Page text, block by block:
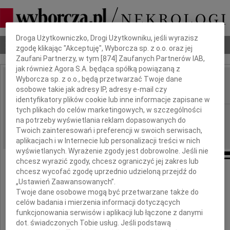
Nekrologi Odeszli Poradnik pogrzebowy
IMIĘ I NAZWISKO: Wanda Haas
REGION: Wrocław
DATA EMISJI: 01.12.2021
Z głębokim żalem zawiadamiamy,
że w dniu 23 listopada 2021 r. zmarła
Dbamy o Twoją prywatność
Droga Użytkowniczko, Drogi Użytkowniku, jeśli wyrazisz
zgodę klikając "Akceptuję", Wyborcza sp. z o.o. oraz jej
Zaufani Partnerzy, w tym [874 ] Zaufanych Partnerów IAB,
jak również Agora S.A. będąca spółką powiązaną z
Wyborcza sp. z o.o., będą przetwarzać Twoje dane
osobowe takie jak adresy IP, adresy e-mail czy
identyfikatory plików cookie lub inne informacje zapisane w
tych plikach do celów marketingowych, w szczególności
na potrzeby wyświetlania reklam dopasowanych do
Twoich zainteresowań i preferencji w swoich serwisach,
aplikacjach i w Internecie lub personalizacji treści w nich
wyświetlanych. Wyrażenie zgody jest dobrowolne. Jeśli nie
chcesz wyrazić zgody, chcesz ograniczyć jej zakres lub
chcesz wycofać zgodę uprzednio udzieloną przejdź do
„Ustawień Zaawansowanych”.
Twoje dane osobowe mogą być przetwarzane także do
celów badania i mierzenia informacji dotyczących
funkcjonowania serwisów i aplikacji lub łączone z danymi
dot. świadczonych Tobie usług. Jeśli podstawą